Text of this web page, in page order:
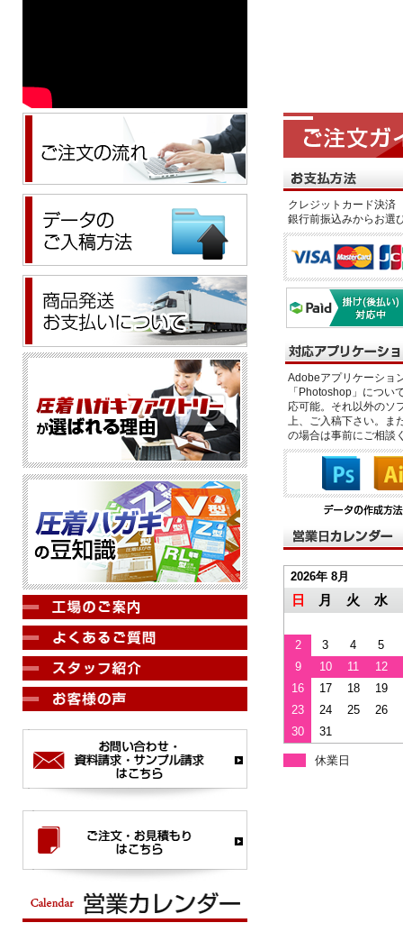
クレジットカード決
銀行前振込みからお選
Adobeアプリケーショ
「Photoshop」につい
応可能。それ以外のソ
上、ご入稿下さい。ま
の場合は事前にご相談
2026年 8月
日 月 火 水
2 3 4
5
9
10 11
12
16
17 18
19
23
24 25
26
30
31
休業日